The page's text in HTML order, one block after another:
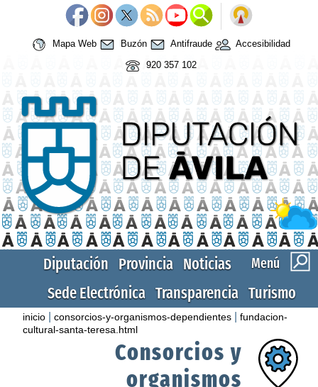
Mapa Web Buzón Antifraude
Accesibilidad
920 357 102
Menú
Diputación Provincia Noticias
Sede Electrónica Transparencia Turismo
inicio |consorcios-y-organismos-dependientes |fundacion-
cultural-santa-teresa.html
Consorcios y
organismos